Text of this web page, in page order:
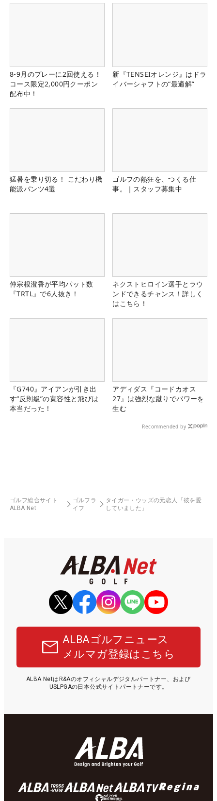
8-9月のプレーに2回使える！
コース限定2,000円クーポン
配布中！
新『TENSEIオレンジ』はドラ
イバーシャフトの“最適解”
猛暑を乗り切る！ こだわり機
能派パンツ4選
ゴルフの熱狂を、つくる仕
事。｜スタッフ募集中
仲宗根澄香が平均パット数
『TRTL』で6人抜き！
ネクストヒロイン選手とラウ
ンドできるチャンス！詳しく
はこちら！
『G740』アイアンが引き出
す“反則級”の寛容性と飛びは
本当だった！
アディダス『コードカオス
27』は強烈な蹴りでパワーを
生む
Recommended by
ゴルフ総合サイト
ALBA Net
ゴルフラ
イフ
タイガー・ウッズの元恋人「彼を愛
していました」
ALBAゴルフニュース
メルマガ登録はこちら
ALBA NetはR&Aのオフィシャルデジタルパートナー、および
USLPGAの日本公式サイトパートナーです。